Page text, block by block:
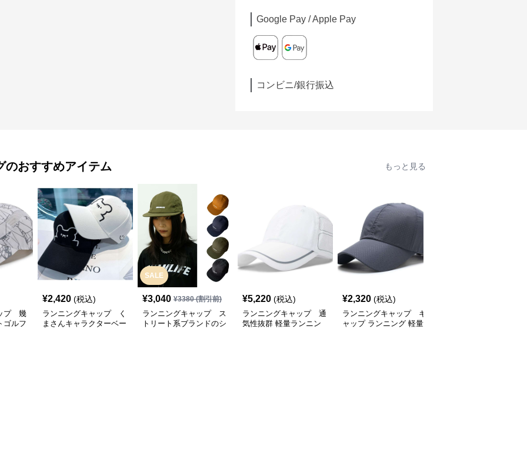
Google Pay / Apple Pay
コンビニ/銀行振込
のおすすめアイテム もっと見る
プ 幾
ゴルフ
¥2,420 (税込)
ランニングキャップ く
まさんキャラクターベー
SALE
¥3,040 ¥3380(割引前)
ランニングキャップ ス
トリート系ブランドのシ
¥5,220 (税込)
ランニングキャップ 通
気性抜群 軽量ランニン
¥2,320 (税込)
ランニングキャップ キ
ャップ ランニング 軽量